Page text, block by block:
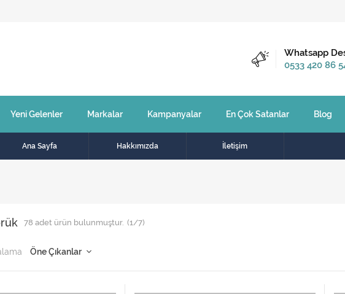
Kargo Bedava
2.500 TL ve
Whatsapp
0533 420 86
Yeni Gelenler Markalar Kampanyalar En Çok Satanlar Blog
Ana Sayfa Hakkımızda İletişim
78 adet ürün bulunmuştur. (1/7)